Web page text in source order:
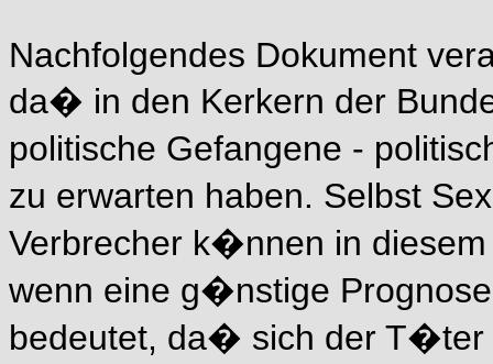
Nachfolgendes Dokument
da� in den Kerkern der
politische Gefangene -
zu erwarten haben. Selbst
Verbrecher k�nnen in
wenn eine g�nstige
bedeutet, da� sich der T�ter